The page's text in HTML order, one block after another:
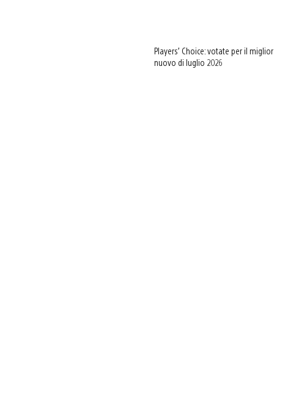
Players’ Choice: votate per il miglior
nuovo di luglio 2026